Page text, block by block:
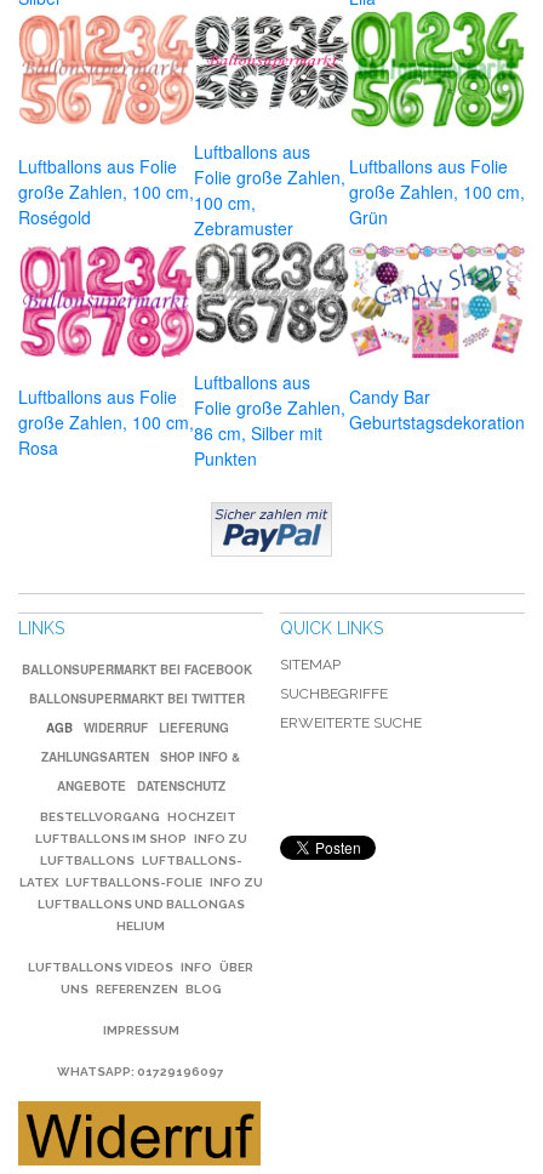
Luftballons aus Folie
große Zahlen, 100 cm,
Roségold
Luftballons aus
Folie große Zahlen,
100 cm,
Zebramuster
Luftballons aus Folie
große Zahlen, 100 cm,
Grün
Luftballons aus Folie
große Zahlen, 100 cm,
Rosa
Luftballons aus
Folie große Zahlen,
86 cm, Silber mit
Punkten
Candy Bar
Geburtstagsdekoration
LINKS
BALLONSUPERMARKT BEI FACEBOOK
BALLONSUPERMARKT BEI TWITTER
AGB
WIDERRUF
LIEFERUNG
ZAHLUNGSARTEN
SHOP INFO &
ANGEBOTE
DATENSCHUTZ
BESTELLVORGANG
HOCHZEIT
LUFTBALLONS IM SHOP
INFO ZU
LUFTBALLONS LUFTBALLONS-
LATEX LUFTBALLONS-FOLIE INFO ZU
LUFTBALLONS UND BALLONGAS
HELIUM
LUFTBALLONS VIDEOS INFO
ÜBER
UNS REFERENZEN BLOG
IMPRESSUM
WHATSAPP: 01729196097
QUICK LINKS
SITEMAP
SUCHBEGRIFFE
ERWEITERTE SUCHE